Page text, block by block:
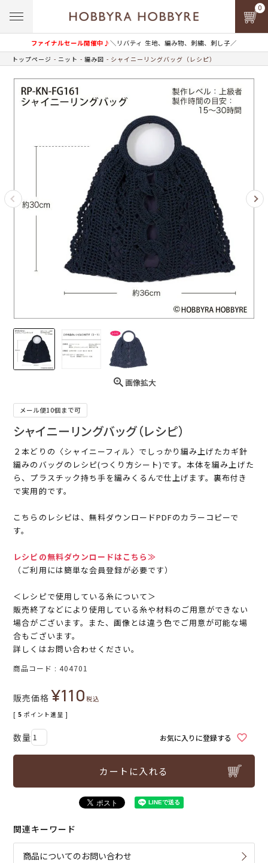
ファイナルセール開催中♪＼リバティ 生地、編み物、刺繍、刺し子／
0
トップページ ニット 編み図 シャイニーリングバッグ（レシピ）
画像拡大
メール便10個まで可
シャイニーリングバッグ（レシピ）
２本どりの〈シャイニーフィル〉でしっかり編み上げたカギ針
編みのバッグのレシピ(つくり方シート)です。本体を編み上げた
ら、プラスチック持ち手を編みくるんで仕上げます。裏布付き
で実用的です。
こちらのレシピは、無料ダウンロードPDFのカラーコピーで
す。
レシピの無料ダウンロードはこちら≫
（ご利用には簡単な会員登録が必要です）
＜レシピで使用している糸について＞
販売終了などにより使用している糸や材料のご用意ができない
場合がございます。また、画像とは違う色でご用意が可能な場
合もございます。
詳しくはお問い合わせください。
商品コード 404701
販売価格 ¥110税込
[ 5 ポイント進呈 ]
お気に入りに登録する
カートに入れる
関連キーワード
商品についてのお問い合わせ